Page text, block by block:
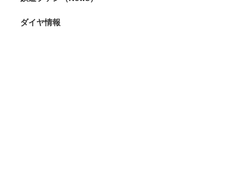
ダイヤ情報